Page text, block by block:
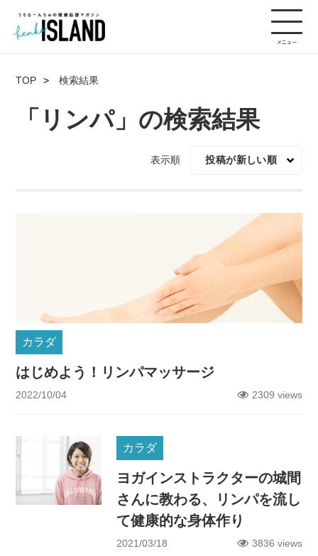
TOP 検索結果
「リンパ」の検索結果
表示順
カラダ
はじめよう！リンパマッサージ
2022/10/04 2309 views
カラダ
ヨガインストラクターの城間
さんに教わる、リンパを流し
て健康的な身体作り
2021/03/18 3836 views